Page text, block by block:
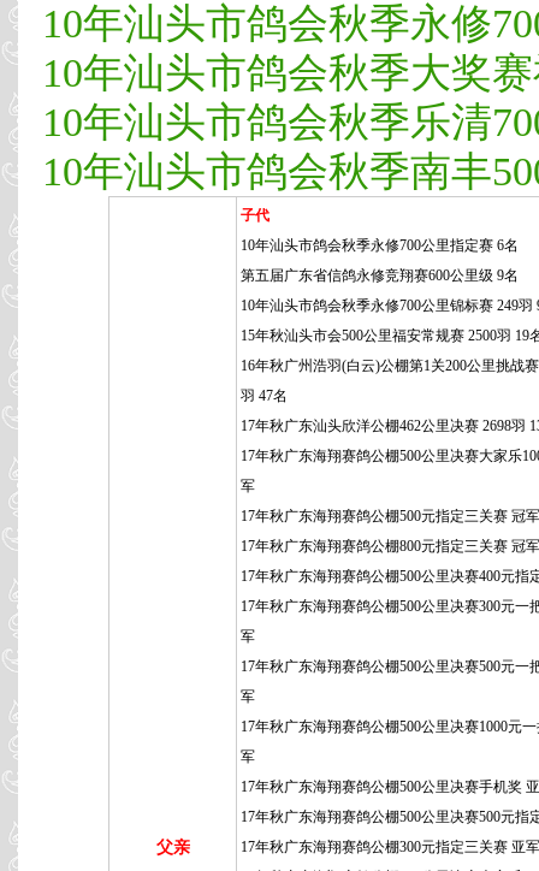
10年汕头市鸽会秋季永修
10年汕头市鸽会秋季大奖
10年汕头市鸽会秋季乐清
10年汕头市鸽会秋季南丰
父亲
子代
10年汕头市鸽会秋季永修700公里指定赛 6名
第五届广东省信鸽永修竞翔赛600公里级 9名
10年汕头市鸽会秋季永修700公里锦标赛 249羽
15年秋汕头市会500公里福安常规赛 2500羽 19
16年秋广州浩羽(白云)公棚第1关200公里挑战
羽 47名
17年秋广东汕头欣洋公棚462公里决赛 2698羽
17年秋广东海翔赛鸽公棚500公里决赛大家乐
军
17年秋广东海翔赛鸽公棚500元指定三关赛 冠军
17年秋广东海翔赛鸽公棚800元指定三关赛 冠军
17年秋广东海翔赛鸽公棚500公里决赛400元指
17年秋广东海翔赛鸽公棚500公里决赛300元一
军
17年秋广东海翔赛鸽公棚500公里决赛500元一
军
17年秋广东海翔赛鸽公棚500公里决赛1000元
军
17年秋广东海翔赛鸽公棚500公里决赛手机奖
17年秋广东海翔赛鸽公棚500公里决赛500元指
17年秋广东海翔赛鸽公棚300元指定三关赛 亚军